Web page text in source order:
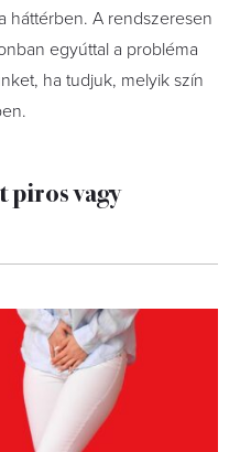
háttérben. A rendszeresen
egyúttal a probléma
ha tudjuk, melyik szín
piros vagy